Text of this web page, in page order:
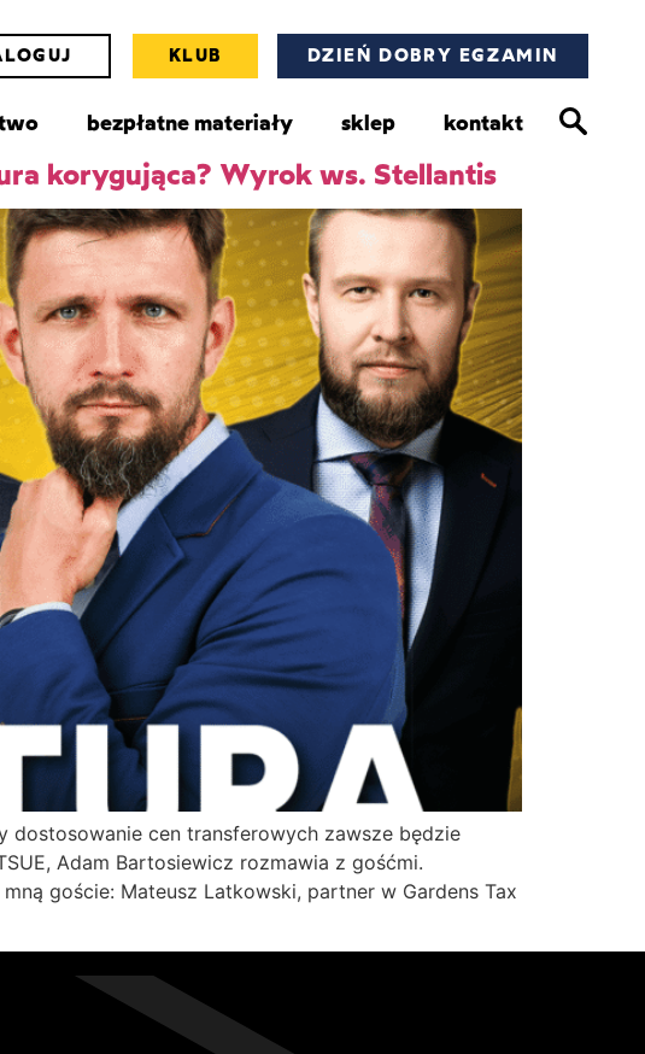
DZIEŃ DOBRY EGZAMIN
KLUB
bezpłatne materiały sklep kontakt
korygująca? Wyrok ws. Stellantis
dostosowanie cen transferowych zawsze będzie
Adam Bartosiewicz rozmawia z gośćmi.
goście: Mateusz Latkowski, partner w Gardens Tax